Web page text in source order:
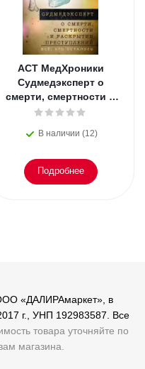
АСТ МедХроники
Судмедэксперт о
смерти, смертности и
раскрытии
осталось. Блэк
В наличии (12)
Подробнее
«ДАЛИРАмаркет», в
г., УНП 192983587. Все
товара уточняйте по
магазина.